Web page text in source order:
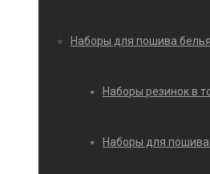
Наборы для пошива белья
Наборы резинок в
Наборы для пошива